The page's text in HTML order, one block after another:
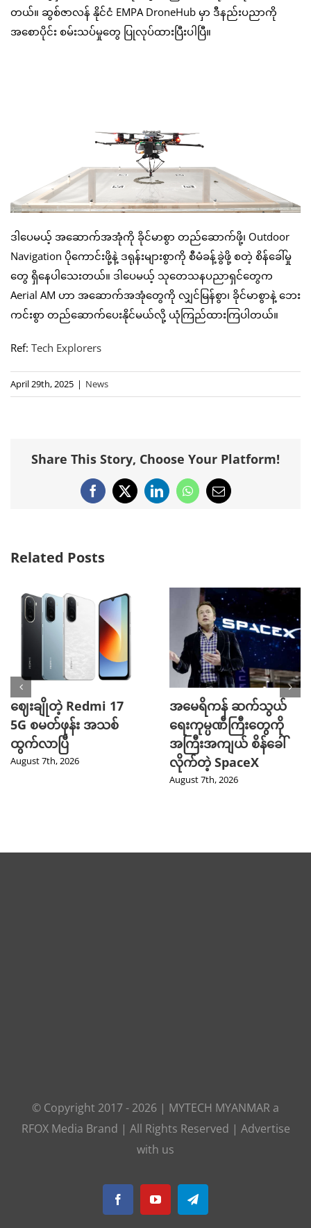
တယ်။ ဆွစ်ဇာလန် နိုင်ငံ EMPA DroneHub မှာ ဒီနည်းပညာကို
အစောပိုင်း စမ်းသပ်မှုတွေ ပြုလုပ်ထားပြီးပါပြီ။
ဒါပေမယ့် အဆောက်အအုံကို ခိုင်မာစွာ တည်ဆောက်ဖို့၊ Outdoor
Navigation ပိုကောင်းဖို့နဲ့ ဒရုန်းများစွာကို စီမံခန့်ခွဲဖို့ စတဲ့ စိန်ခေါ်မှု
တွေ ရှိနေပါသေးတယ်။ ဒါပေမယ့် သုတေသနပညာရှင်တွေက
Aerial AM ဟာ အဆောက်အအုံတွေကို လျှင်မြန်စွာ၊ ခိုင်မာစွာနဲ့ ဘေး
ကင်းစွာ တည်ဆောက်ပေးနိုင်မယ်လို့ ယုံကြည်ထားကြပါတယ်။
Ref: Tech Explorers
April 29th, 2025 | News
Share This Story, Choose Your Platform!
Facebook
X LinkedInWhatsApp
Email
Related Posts
ဈေးချိုတဲ့ Redmi 17
5G စမတ်ဖုန်း အသစ်
ထွက်လာပြီ
August 7th, 2026
အမေရိကန် ဆက်သွယ်
ရေးကုမ္ပဏီကြီးတွေကို
အကြီးအကျယ် စိန်ခေါ်
လိုက်တဲ့ SpaceX
August 7th, 2026
© Copyright 2017 - 2026 | MYTECH MYANMAR a
RFOX Media Brand | All Rights Reserved | Advertise
with us
FacebookYouTubeTelegram